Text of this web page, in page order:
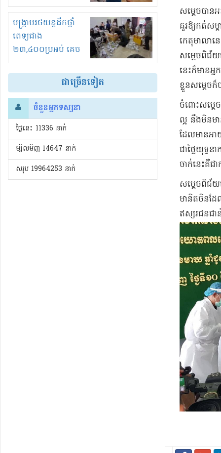
បាក់ច្រាំងទន្លេ និង
រំខានទាំងយប់ទាំងថ្ងៃ
បង្ក្រាបរថយន្តដឹកថ្នាំ
ពេទ្យជាង
២៣,៤០០ប្រអប់ គេច
ពន្ធនិងអត់ច្បាប់នាំ
ចូល!?
ជាច្រើនទៀត
ចំនួនអ្នកទស្សនា
ថ្ងៃនេះ​ 11336 នាក់
ម្សិលមិញ 14647 នាក់
សរុប 19964253 នាក់
សម្តេច​បាន​
គួរឱ្យកត់សម្
កេតុមាលា​ន
សម្ដេច​ពិជ័យ​
នេះ​ក៏មាន​
ខ្លួន​សម្ដេច​
ចំពោះ​សម្ដេ
ល្អ នឹង​មិនមា
ដែលមានអា
ជា​ថ្ងៃ​យុទ្ធន
ចាក់​នេះ​គឺជ
សម្ដេច​ពិជ័យ​
មានិត​ចិន​ដែ
ឥស្សរជន​ជា